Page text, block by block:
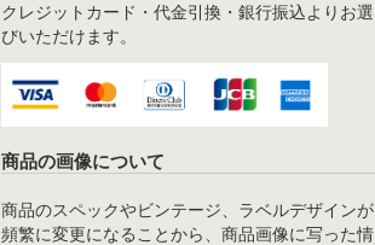
クレジットカード・代金引換・銀行振込よりお選
びいただけます。
商品の画像について
商品のスペックやビンテージ、ラベルデザインが
頻繁に変更になることから、商品画像に写った情